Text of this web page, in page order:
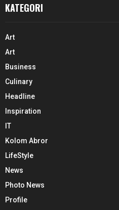
KATEGORI
Art
Art
Business
Culinary
Headline
Inspiration
IT
Kolom Abror
LifeStyle
News
Photo News
Profile